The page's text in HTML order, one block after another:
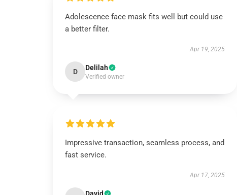
Adolescence face mask fits well but could use
a better filter.
Apr 19, 2025
D Delilah
Verified owner
Impressive transaction, seamless process, and
fast service.
Apr 17, 2025